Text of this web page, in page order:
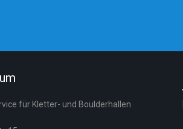
für Kletter- und Boulderhallen